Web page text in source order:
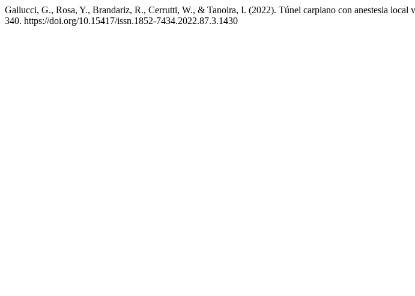
Gallucci, G., Rosa, Y., Brandariz, R., Cerrutti, W., & Tanoira, I. (2022). Túnel carpiano con anestesia local
340. https://doi.org/10.15417/issn.1852-7434.2022.87.3.1430